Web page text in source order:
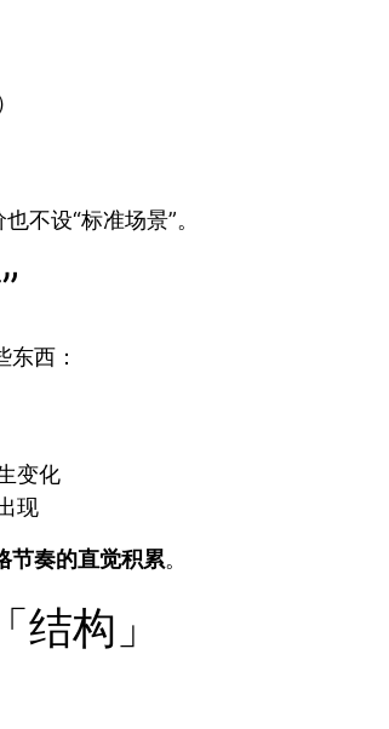
不设“标准场景”。
西：
变化
现
节奏的直觉积累。
构」